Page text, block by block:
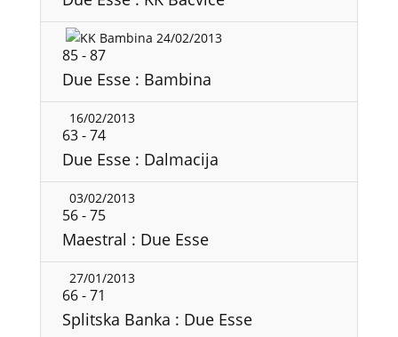
24/02/2013
85-87
Due Esse : Bambina
16/02/2013
63-74
Due Esse : Dalmacija
03/02/2013
56-75
Maestral : Due Esse
27/01/2013
66-71
Splitska Banka : Due Esse